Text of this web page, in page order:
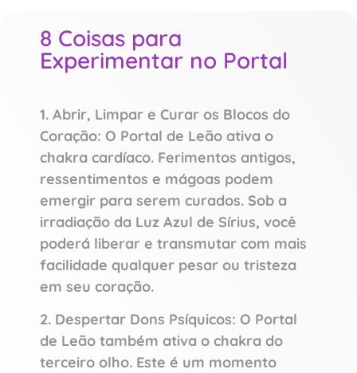
8 Coisas para
Experimentar no Portal
1. Abrir, Limpar e Curar os Blocos do
Coração: O Portal de Leão ativa o
chakra cardíaco. Ferimentos antigos,
ressentimentos e mágoas podem
emergir para serem curados. Sob a
irradiação da Luz Azul de Sírius, você
poderá liberar e transmutar com mais
facilidade qualquer pesar ou tristeza
em seu coração.
2. Despertar Dons Psíquicos: O Portal
de Leão também ativa o chakra do
terceiro olho. Este é um momento